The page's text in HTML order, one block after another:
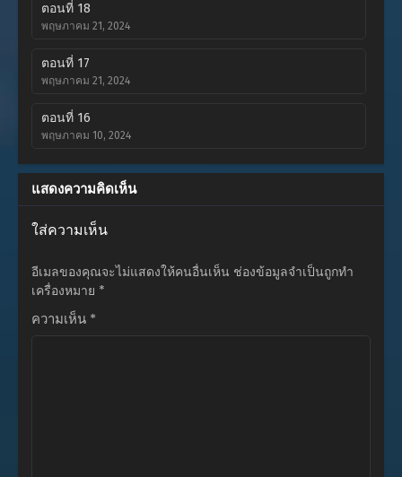
ตอนที่ 18
พฤษภาคม 21, 2024
ตอนที่ 17
พฤษภาคม 21, 2024
ตอนที่ 16
พฤษภาคม 10, 2024
ตอนที่ 15
พฤษภาคม 3, 2024
ตอนที่ 14
ตอนที่ 13
แสดงความคิดเห็น
ใส่ความเห็น
อีเมลของคุณจะไม่แสดงให้คนอื่นเห็น ช่องข้อมูลจำเป็นถูกทำ
เครื่องหมาย *
ความเห็น *